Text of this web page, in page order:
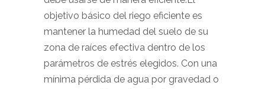
objetivo básico del riego eficiente es
mantener la humedad del suelo de su
zona de raíces efectiva dentro de los
parámetros de estrés elegidos. Con una
mínima pérdida de agua por gravedad o